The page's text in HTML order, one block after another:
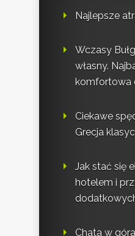
Najlepsze
Wczasy
własny.
komfortowa
Ciekawe
Grecja
Jak stać się
hotelem i
Chata w